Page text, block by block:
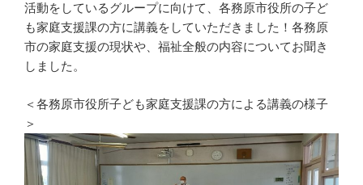
活動をしているグループに向けて、各務原市役所の子ど
も家庭支援課の方に講義をしていただきました！各務原
市の家庭支援の現状や、福祉全般の内容についてお聞き
しました。
＜各務原市役所子ども家庭支援課の方による講義の様子
＞